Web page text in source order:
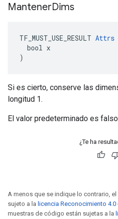
MantenerDims
TF_MUST_USE_RESULT Attrs
  bool x
)
Si es cierto, conserve las
longitud 1.
El valor predeterminado es falso
¿Te ha
A menos que se indique lo contrario,
sujeto a la licencia Reconocimiento
muestras de código están sujetas a la